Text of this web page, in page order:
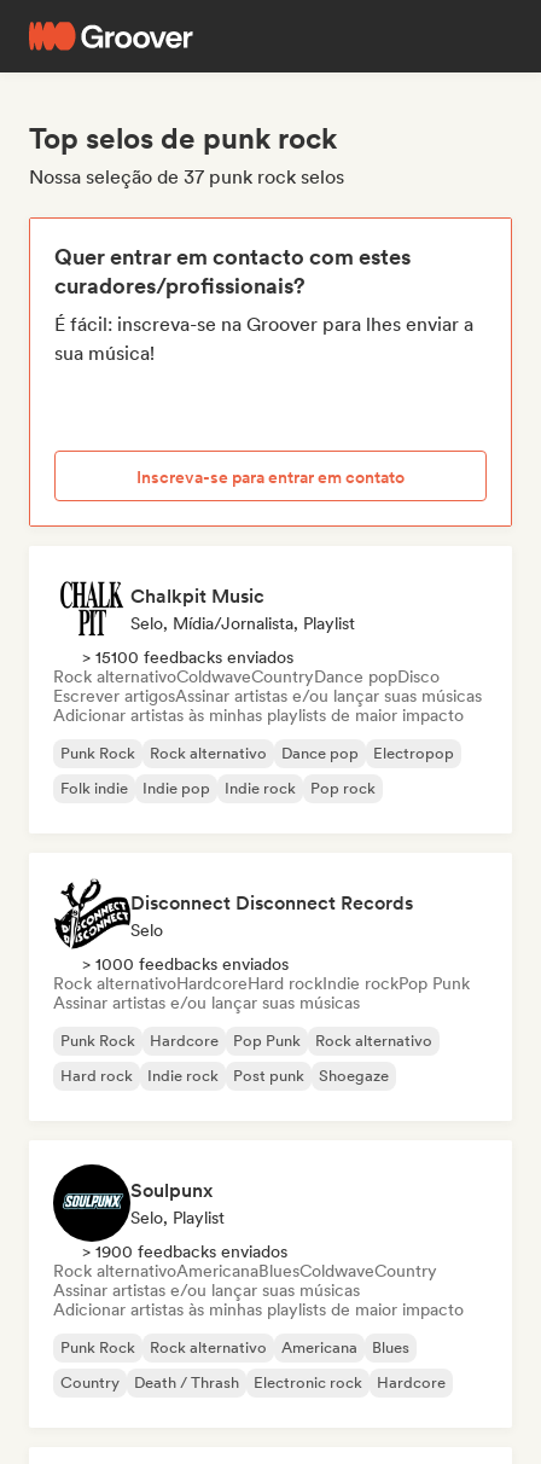
Top selos de punk rock
Nossa seleção de 37 punk rock selos
Quer entrar em contacto com estes
curadores/profissionais?
É fácil: inscreva-se na Groover para lhes enviar a
sua música!
Inscreva-se para entrar em contato
Chalkpit Music
Selo, Mídia/Jornalista, Playlist
> 15100 feedbacks enviados
Rock alternativoColdwaveCountryDance popDisco
Escrever artigosAssinar artistas e/ou lançar suas músicas
Adicionar artistas às minhas playlists de maior impacto
Punk Rock Rock alternativo Dance pop
Electropop
Folk indie
Indie pop Indie rock Pop rock
Disconnect Disconnect Records
Selo
> 1000 feedbacks enviados
Rock alternativoHardcoreHard rockIndie rockPop Punk
Assinar artistas e/ou lançar suas músicas
Punk Rock Hardcore Pop Punk
Rock alternativo
Hard rock
Indie rock Post punk Shoegaze
Soulpunx
Selo, Playlist
> 1900 feedbacks enviados
Rock alternativoAmericanaBluesColdwaveCountry
Assinar artistas e/ou lançar suas músicas
Adicionar artistas às minhas playlists de maior impacto
Punk Rock Rock alternativo Americana
Blues
Country
Death / Thrash Electronic rock Hardcore